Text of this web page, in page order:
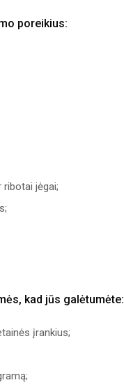
poreikius:
jėgai;
kad jūs galėtumėte:
įrankius;